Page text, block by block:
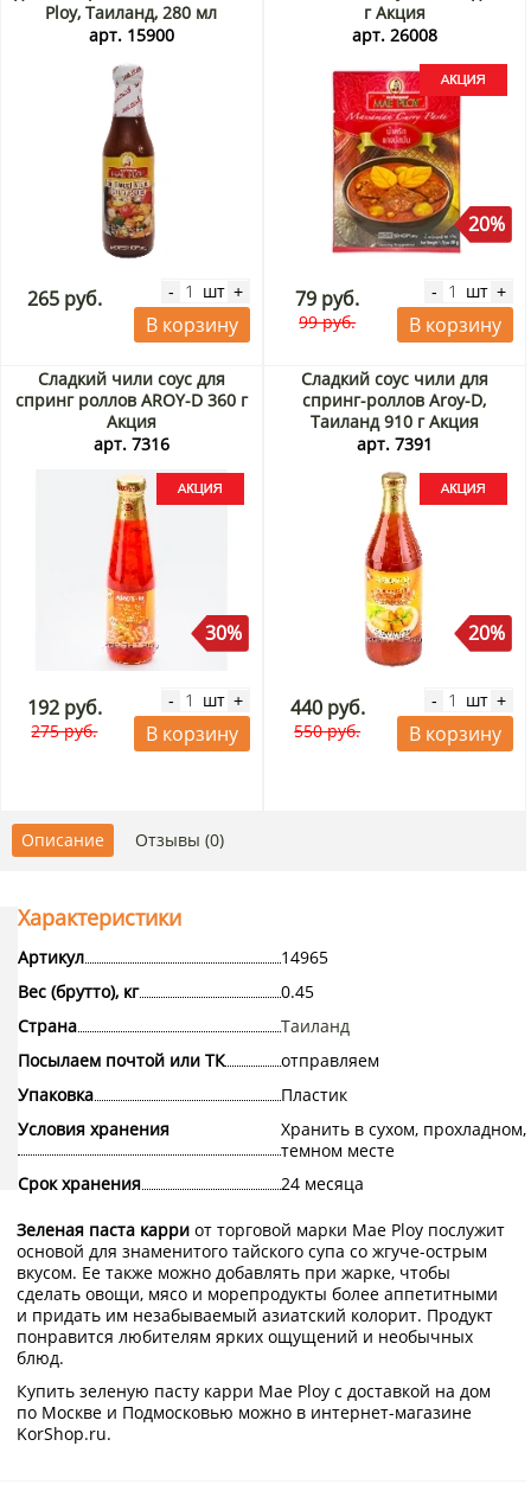
Ploy, Таиланд, 280 мл
арт. 15900
265 руб. - шт +
В корзину
г Акция
арт. 26008
20%
79 руб.
99 руб.
- шт +
В корзину
Сладкий чили соус для
спринг роллов AROY-D 360 г
Акция
арт. 7316
30%
192 руб.
275 руб.
- шт +
В корзину
Сладкий соус чили для
спринг-роллов Aroy-D,
Таиланд 910 г Акция
арт. 7391
20%
440 руб.
550 руб.
- шт +
В корзину
Описание Отзывы (0)
Характеристики
Артикул
14965
Вес (брутто), кг
0.45
Страна
Таиланд
Посылаем почтой или ТК
отправляем
Упаковка
Пластик
Условия хранения
Хранить в сухом, прохладном,
темном месте
Срок хранения
24 месяца
Зеленая паста карри от торговой марки Mae Ploy послужит
основой для знаменитого тайского супа со жгуче-острым
вкусом. Ее также можно добавлять при жарке, чтобы
сделать овощи, мясо и морепродукты более аппетитными
и придать им незабываемый азиатский колорит. Продукт
понравится любителям ярких ощущений и необычных
блюд.
Купить зеленую пасту карри Mae Ploy с доставкой на дом
по Москве и Подмосковью можно в интернет-магазине
KorShop.ru.